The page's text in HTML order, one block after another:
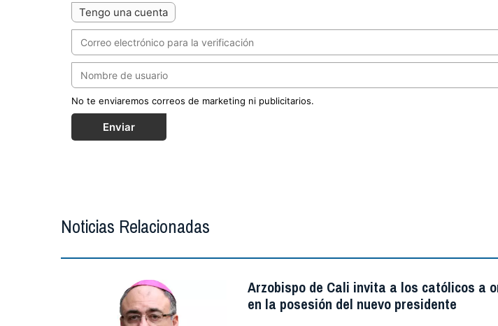
Tengo una cuenta
No te enviaremos correos de marketing ni publicitarios.
Enviar
Noticias Relacionadas
Arzobispo de Cali invita a los católicos a
en la posesión del nuevo presidente